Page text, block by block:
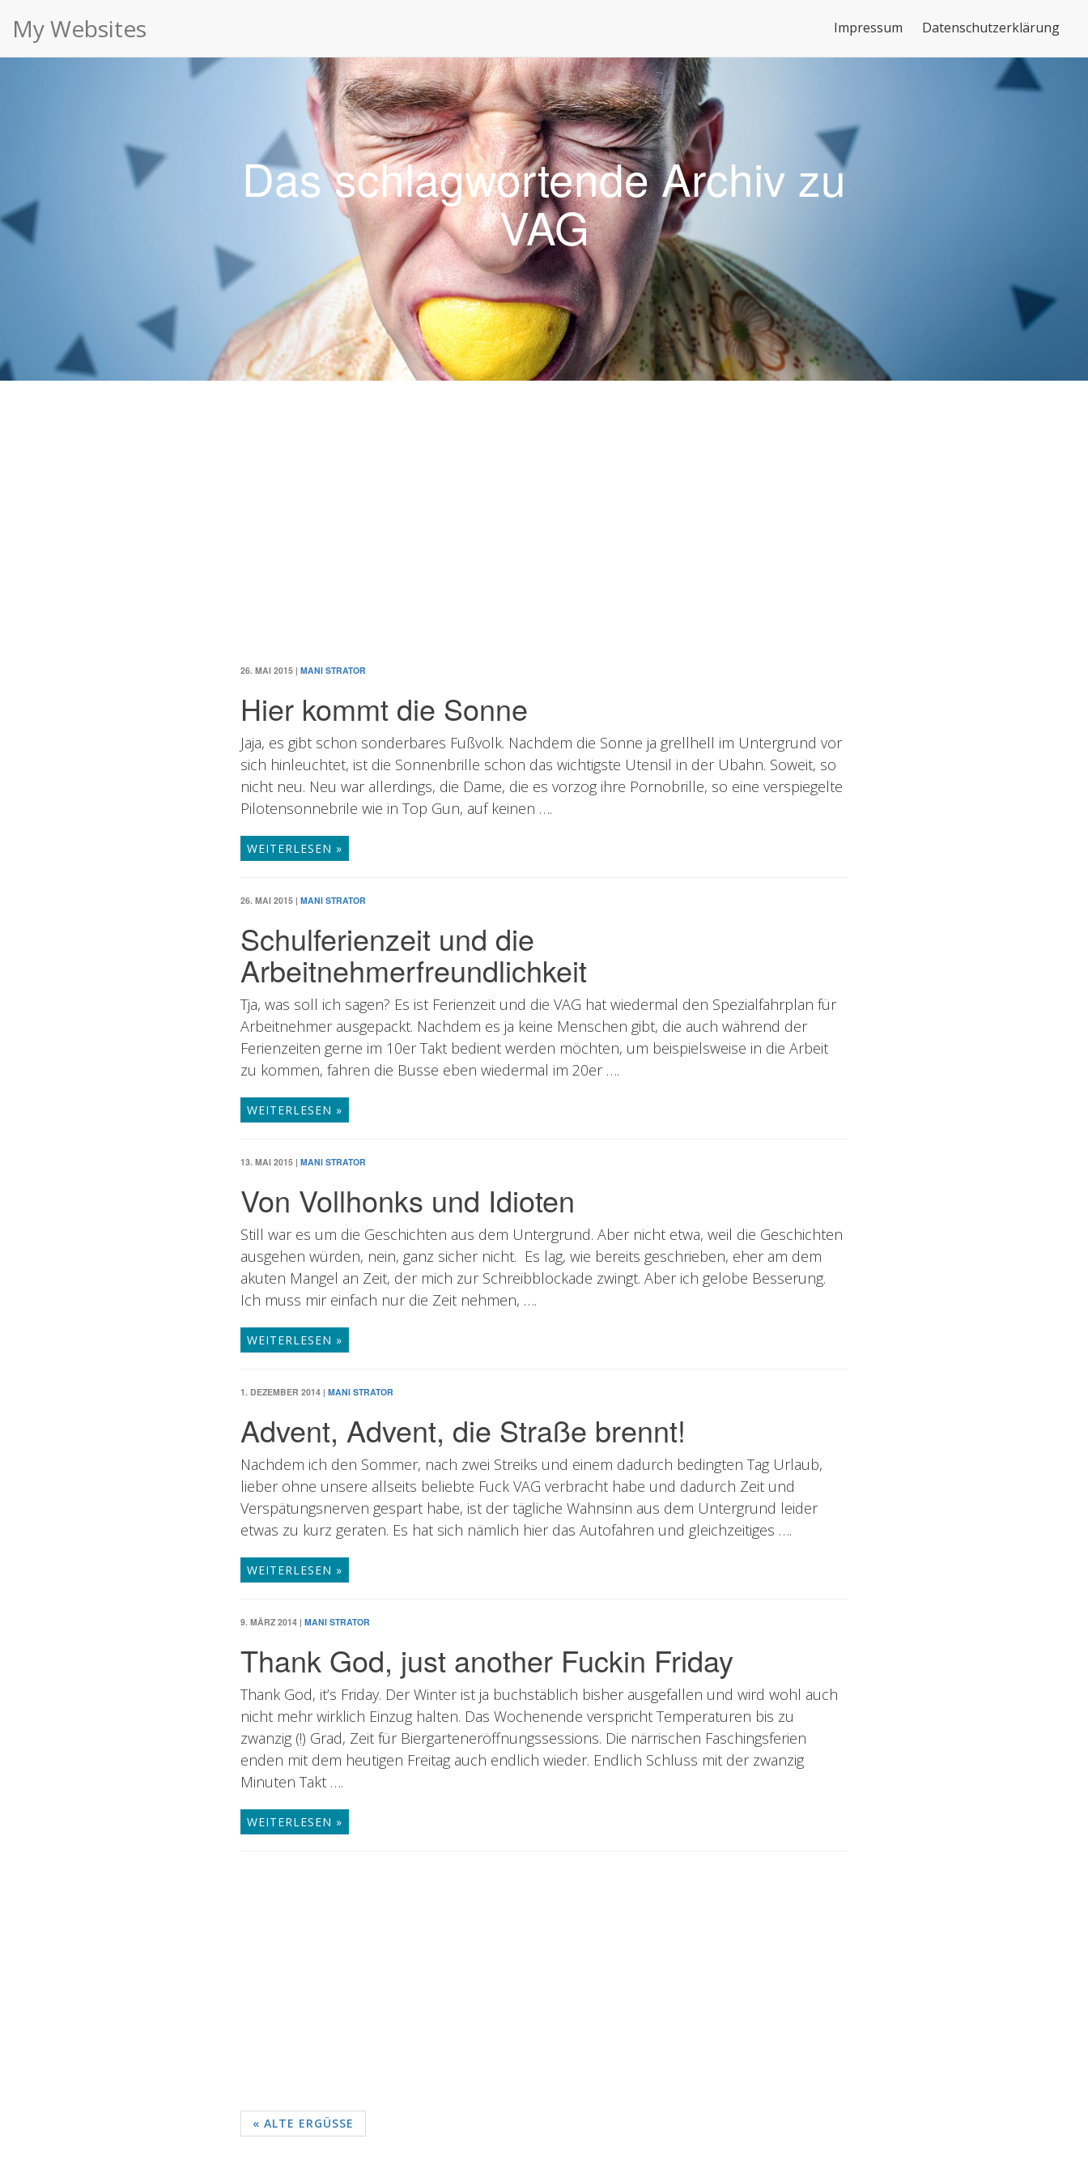
My Websites Impressum Datenschutzerklärung
Das schlagwortende Archiv zu
VAG
26. MAI 2015 | MANI STRATOR
Hier kommt die Sonne
Jaja, es gibt schon sonderbares Fußvolk. Nachdem die Sonne ja grellhell im Untergrund vor
sich hinleuchtet, ist die Sonnenbrille schon das wichtigste Utensil in der Ubahn. Soweit, so
nicht neu. Neu war allerdings, die Dame, die es vorzog ihre Pornobrille, so eine verspiegelte
Pilotensonnebrile wie in Top Gun, auf keinen ….
WEITERLESEN »
26. MAI 2015 | MANI STRATOR
Schulferienzeit und die
Arbeitnehmerfreundlichkeit
Tja, was soll ich sagen? Es ist Ferienzeit und die VAG hat wiedermal den Spezialfahrplan für
Arbeitnehmer ausgepackt. Nachdem es ja keine Menschen gibt, die auch während der
Ferienzeiten gerne im 10er Takt bedient werden möchten, um beispielsweise in die Arbeit
zu kommen, fahren die Busse eben wiedermal im 20er ….
WEITERLESEN »
13. MAI 2015 | MANI STRATOR
Von Vollhonks und Idioten
Still war es um die Geschichten aus dem Untergrund. Aber nicht etwa, weil die Geschichten
ausgehen würden, nein, ganz sicher nicht. Es lag, wie bereits geschrieben, eher am dem
akuten Mangel an Zeit, der mich zur Schreibblockade zwingt. Aber ich gelobe Besserung.
Ich muss mir einfach nur die Zeit nehmen, ….
WEITERLESEN »
1. DEZEMBER 2014 | MANI STRATOR
Advent, Advent, die Straße brennt!
Nachdem ich den Sommer, nach zwei Streiks und einem dadurch bedingten Tag Urlaub,
lieber ohne unsere allseits beliebte Fuck VAG verbracht habe und dadurch Zeit und
Verspätungsnerven gespart habe, ist der tägliche Wahnsinn aus dem Untergrund leider
etwas zu kurz geraten. Es hat sich nämlich hier das Autofahren und gleichzeitiges ….
WEITERLESEN »
9. MÄRZ 2014 | MANI STRATOR
Thank God, just another Fuckin Friday
Thank God, it’s Friday. Der Winter ist ja buchstäblich bisher ausgefallen und wird wohl auch
nicht mehr wirklich Einzug halten. Das Wochenende verspricht Temperaturen bis zu
zwanzig (!) Grad, Zeit für Biergarteneröffnungssessions. Die närrischen Faschingsferien
enden mit dem heutigen Freitag auch endlich wieder. Endlich Schluss mit der zwanzig
Minuten Takt ….
WEITERLESEN »
« ALTE ERGÜSSE